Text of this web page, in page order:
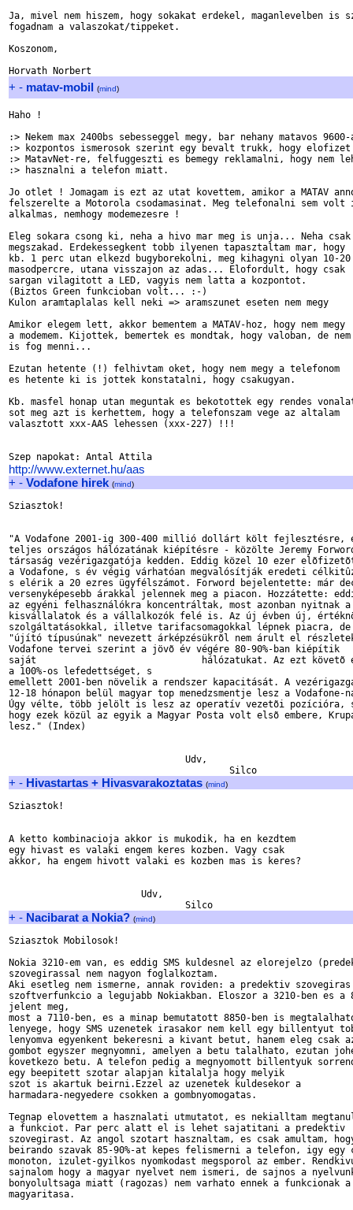
Ja, mivel nem hiszem, hogy sokakat erdekel, maganlevelben is
fogadnam a valaszokat/tippeket.
Koszonom,
+ - matav-mobil (mind)
Haho !
:> Nekem max 2400bs sebesseggel megy, bar nehany matavos
:> kozpontos ismerosok szerint egy bevalt trukk, hogy elofizet
:> MatavNet-re, felfuggeszti es bemegy reklamalni, hogy nem
:> hasznalni a telefon miatt.
Jo otlet ! Jomagam is ezt az utat kovettem, amikor a MATAV
felszerelte a Motorola csodamasinat. Meg telefonalni sem volt
alkalmas, nemhogy modemezesre !
Eleg sokara csong ki, neha a hivo mar meg is unja... Neha csak
megszakad. Erdekessegkent tobb ilyenen tapasztaltam mar, hogy
kb. 1 perc utan elkezd bugyborekolni, meg kihagyni olyan 10-20
masodpercre, utana visszajon az adas... Elofordult, hogy csak
sargan vilagitott a LED, vagyis nem latta a kozpontot.
(Biztos Green funkcioban volt... :-)
Kulon aramtaplalas kell neki => aramszunet eseten nem megy
Amikor elegem lett, akkor bementem a MATAV-hoz, hogy nem megy
a modemem. Kijottek, bemertek es mondtak, hogy valoban, de nem
is fog menni...
Ezutan hetente (!) felhivtam oket, hogy nem megy a telefonom
es hetente ki is jottek konstatalni, hogy csakugyan.
Kb. masfel honap utan meguntak es bekotottek egy rendes
sot meg azt is kerhettem, hogy a telefonszam vege az altalam
valasztott xxx-AAS lehessen (xxx-227) !!!
http://www.externet.hu/aas
+ - Vodafone hirek (mind)
Sziasztok!
"A Vodafone 2001-ig 300-400 millió dollárt költ fejlesztésre,
teljes országos hálózatának kiépítésre - közölte Jeremy
társaság vezérigazgatója kedden. Eddig közel 10 ezer
a Vodafone, s év végig várhatóan megvalósítják eredeti
s elérik a 20 ezres ügyfélszámot. Forword bejelentette: már
versenyképesebb árakkal jelennek meg a piacon. Hozzátette:
az egyéni felhasználókra koncentráltak, most azonban nyitnak a
kisvállalatok és a vállalkozók felé is. Az új évben új,
szolgáltatásokkal, illetve tarifacsomagokkal lépnek piacra,
"újító típusúnak" nevezett árképzésükrõl nem árult el
Vodafone tervei szerint a jövõ év végére 80-90%-ban kiépítik
saját                              hálózatukat. Az ezt követõ
a 100%-os lefedettséget, s
emellett 2001-ben növelik a rendszer kapacitását. A
12-18 hónapon belül magyar top menedzsmentje lesz a Vodafone-
Úgy vélte, több jelölt is lesz az operatív vezetõi pozícióra,
hogy ezek közül az egyik a Magyar Posta volt elsõ embere,
lesz." (Index)
+ - Hivastartas + Hivasvarakoztatas (mind)
Sziasztok!
A ketto kombinacioja akkor is mukodik, ha en kezdtem
egy hivast es valaki engem keres kozben. Vagy csak
akkor, ha engem hivott valaki es kozben mas is keres?
+ - Nacibarat a Nokia? (mind)
Sziasztok Mobilosok!
Nokia 3210-em van, es eddig SMS kuldesnel az elorejelzo
szovegirassal nem nagyon foglalkoztam.
Aki esetleg nem ismerne, annak roviden: a predektiv szovegiras
szoftverfunkcio a legujabb Nokiakban. Eloszor a 3210-ben es a
jelent meg,
most a 7110-ben, es a minap bemutatott 8850-ben is
lenyege, hogy SMS uzenetek irasakor nem kell egy billentyut
lenyomva egyenkent bekeresni a kivant betut, hanem eleg csak
gombot egyszer megnyomni, amelyen a betu talalhato, ezutan
kovetkezo betu. A telefon pedig a megnyomott billentyuk
egy beepitett szotar alapjan kitalalja hogy melyik
szot is akartuk beirni.Ezzel az uzenetek kuldesekor a
harmadara-negyedere csokken a gombnyomogatas.
Tegnap elovettem a hasznalati utmutatot, es nekialltam
a funkciot. Par perc alatt el is lehet sajatitani a predektiv
szovegirast. Az angol szotart hasznaltam, es csak amultam,
beirando szavak 85-90%-at kepes felismerni a telefon, igy egy
monoton, izulet-gyilkos nyomkodast megsporol az ember.
sajnalom hogy a magyar nyelvet nem ismeri, de sajnos a
bonyolultsaga miatt (ragozas) nem varhato ennek a funkcionak a
magyaritasa.